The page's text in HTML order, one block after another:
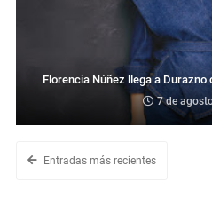
Florencia Núñez llega a Durazno
7 de
Entradas más recientes